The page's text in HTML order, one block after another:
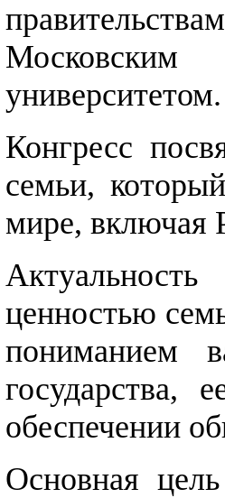
университетом.
Конгресс
семьи,
мире, включая
ценностью
пониманием
государства,
обеспечении
Основная